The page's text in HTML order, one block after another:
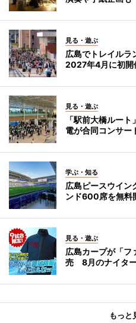
見る・遊ぶ
広島でトレイル
2027年4月に初開
見る・遊ぶ
「駅前大橋ルー
電が合同コンサー
学ぶ・知る
広島ピースウイ
ンド600席を無料
見る・遊ぶ
広島カープが「フ
売 8月のナイタ
もっと